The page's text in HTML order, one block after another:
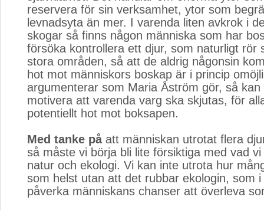
reservera för sin verksamhet, ytor som
levnadsyta än mer. I varenda liten avkrok i
skogar så finns någon människa som har
försöka kontrollera ett djur, som naturligt rör
stora områden, så att de aldrig någonsin
hot mot människors boskap är i princip
argumenterar som Maria Åström gör, så
motivera att varenda varg ska skjutas, för
potentiellt hot mot boksapen.
Med tanke påatt människan utrotat flera
så måste vi börja bli lite försiktiga med vad
natur och ekologi. Vi kan inte utrota hur
som helst utan att det rubbar ekologin, som
påverka människans chanser att överleva